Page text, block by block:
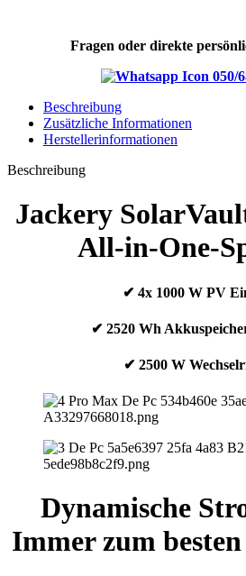
Fragen oder direkte
050/
Beschreibung
Zusätzliche Informationen
Herstellerinformationen
Beschreibung
Jackery
All-in-One-
✔ 4x 1000 W PV
✔ 2520 Wh
✔ 2500 W
Dynamische
Immer zum